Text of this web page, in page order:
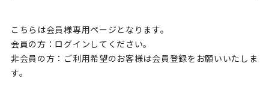
こちらは会員様専用ページとなります。
会員の方：ログインしてください。
非会員の方：ご利用希望のお客様は会員登録をお願いいたしま
す。